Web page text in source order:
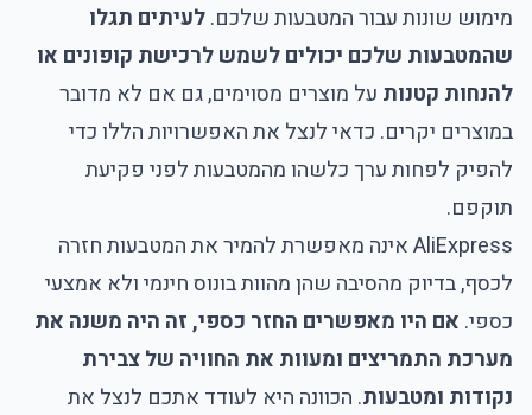
מימוש שונות עבור המטבעות שלכם.לעיתים תגלו
שהמטבעות שלכם יכולים לשמש לרכישת קופונים או
להנחות קטנות על מוצרים מסוימים, גם אם לא מדובר
במוצרים יקרים. כדאי לנצל את האפשרויות הללו כדי
להפיק לפחות ערך כלשהו מהמטבעות לפני פקיעת
תוקפם.
AliExpress אינה מאפשרת להמיר את המטבעות חזרה
לכסף, בדיוק מהסיבה שהן מהוות בונוס חינמי ולא אמצעי
כספי. אם היו מאפשרים החזר כספי, זה היה משנה את
מערכת התמריצים ומעוות את החוויה של צבירת
נקודות ומטבעות. הכוונה היא לעודד אתכם לנצל את